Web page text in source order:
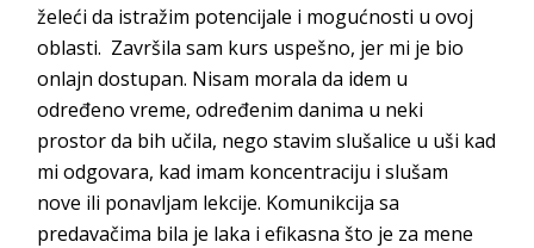
želeći da istražim potencijale i mogućnosti u ovoj
oblasti. Završila sam kurs uspešno, jer mi je bio
onlajn dostupan. Nisam morala da idem u
određeno vreme, određenim danima u neki
prostor da bih učila, nego stavim slušalice u uši kad
mi odgovara, kad imam koncentraciju i slušam
nove ili ponavljam lekcije. Komunikcija sa
predavačima bila je laka i efikasna što je za mene